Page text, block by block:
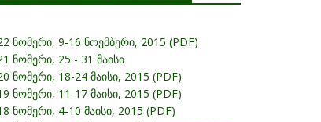
ნომერი, 9-16 ნოემბერი, 2015 (PDF)
ნომერი, 25 - 31 მაისი
ნომერი, 18-24 მაისი, 2015 (PDF)
ნომერი, 11-17 მაისი, 2015 (PDF)
ნომერი, 4-10 მაისი, 2015 (PDF)